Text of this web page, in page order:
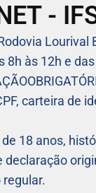
-
8h às 12h e
carteira de
18 anos,
declaração